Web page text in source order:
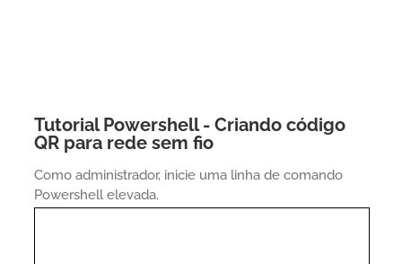
Tutorial Powershell - Criando código
QR para rede sem fio
Como administrador, inicie uma linha de comando
Powershell elevada.